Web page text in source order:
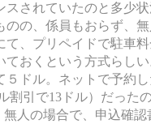
スされていたのと多少
のの、係員もおらず、
て、プリペイドで駐車
ておくという方式らし
５ドル。ネットで予約
割引で13ドル）だっ
無人の場合で、申込確